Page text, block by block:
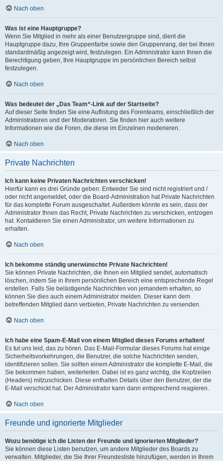
Nach oben
Was ist eine Hauptgruppe?
Wenn Sie Mitglied in mehr als einer Benutzergruppe sind, dient die
Hauptgruppe dazu, Ihre Gruppenfarbe sowie den Gruppenrang, der bei Ihnen
standardmäßig angezeigt wird, festzulegen. Ein Administrator kann Ihnen die
Berechtigung geben, Ihre Hauptgruppe im persönlichen Bereich selbst
festzulegen.
Nach oben
Was bedeutet der „Das Team“-Link auf der Startseite?
Auf dieser Seite finden Sie eine Auflistung des Forenteams, einschließlich der
Administratoren und der Moderatoren. Sie finden hier auch weitere
Informationen wie die Foren, die diese im Einzelnen moderieren.
Nach oben
Private Nachrichten
Ich kann keine Privaten Nachrichten verschicken!
Hierfür kann es drei Gründe geben: Entweder Sie sind nicht registriert und /
oder nicht angemeldet, oder die Board-Administration hat Private Nachrichten
für das komplette Forum ausgeschaltet. Außerdem könnte es sein, dass der
Administrator Ihnen das Recht, Private Nachrichten zu verschicken, entzogen
hat. Kontaktieren Sie einen Administrator, um weitere Informationen zu
erhalten.
Nach oben
Ich bekomme ständig unerwünschte Private Nachrichten!
Sie können Private Nachrichten, die Ihnen ein Mitglied sendet, automatisch
löschen, indem Sie in Ihrem persönlichen Bereich eine entsprechende Regel
erstellen. Falls Sie belästigende Nachrichten von jemandem erhalten, so
können Sie dies auch einem Administrator melden. Dieser kann dem
betreffenden Mitglied dann verbieten, Private Nachrichten zu versenden.
Nach oben
Ich habe eine Spam-E-Mail von einem Mitglied dieses Forums erhalten!
Es tut uns leid, das zu hören. Das E-Mail-Formular dieses Forums hat einige
Sicherheitsvorkehrungen, die Benutzer, die solche Nachrichten senden,
identifizieren sollen. Sie sollten einem Administrator die komplette E-Mail, die
Sie bekommen haben, weiterleiten. Dabei ist es ganz wichtig, die Kopfzeilen
(Headers) mitzuschicken. Diese enthalten Details über den Benutzer, der die
E-Mail verschickt hat. Der Administrator kann dann entsprechend reagieren.
Nach oben
Freunde und ignorierte Mitglieder
Wozu benötige ich die Listen der Freunde und ignorierten Mitglieder?
Sie können diese Listen benutzen, um andere Mitglieder des Boards zu
verwalten. Mitglieder, die Sie Ihrer Freundesliste hinzufügen, werden in Ihrem